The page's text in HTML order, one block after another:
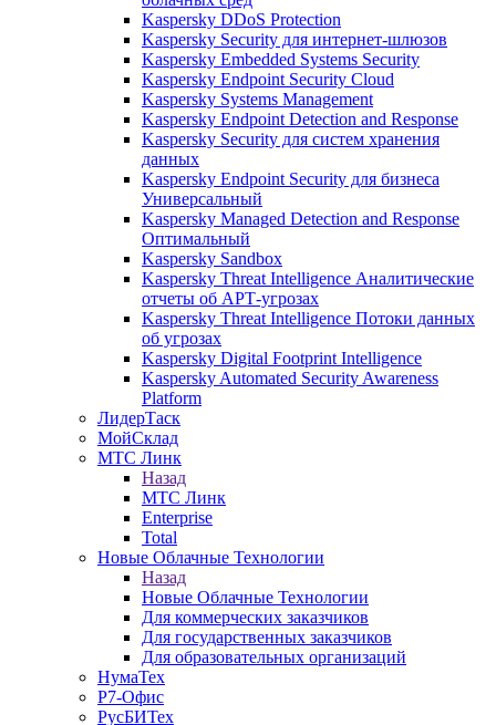
Kaspersky DDoS Protection
Kaspersky Security для интернет-шлюзов
Kaspersky Embedded Systems Security
Kaspersky Endpoint Security Cloud
Kaspersky Systems Management
Kaspersky Endpoint Detection and Response
Kaspersky Security для систем хранения
данных
Kaspersky Endpoint Security для бизнеса
Универсальный
Kaspersky Managed Detection and Response
Оптимальный
Kaspersky Sandbox
Kaspersky Threat Intelligence Аналитические
отчеты об АРТ-угрозах
Kaspersky Threat Intelligence Потоки данных
об угрозах
Kaspersky Digital Footprint Intelligence
Kaspersky Automated Security Awareness
Platform
ЛидерТаск
МойСклад
МТС Линк
Назад
МТС Линк
Enterprise
Total
Новые Облачные Технологии
Назад
Новые Облачные Технологии
Для коммерческих заказчиков
Для государственных заказчиков
Для образовательных организаций
НумаТех
Р7-Офис
РусБИТех